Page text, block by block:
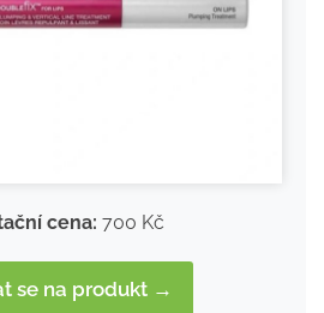
cena: 700 Kč
se na produkt →